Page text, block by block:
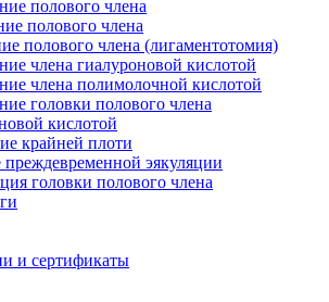
полового члена
полового члена
полового члена (лигаментотомия)
члена гиалуроновой кислотой
члена полимолочной кислотой
головки полового члена
кислотой
крайней плоти
преждевременной эякуляции
головки полового члена
и сертификаты